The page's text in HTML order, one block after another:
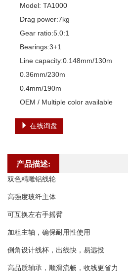
Model: TA1000
Drag power:7kg
Gear ratio:5.0:1
Bearings:3+1
Line capacity:0.148mm/130m
0.36mm/230m
0.4mm/190m
OEM / Multiple color available
在线询盘
产品描述:
双色精雕铝线轮
高强度玻纤主体
可互换左右手摇臂
加粗主轴，确保耐用性使用
倒角设计线杯，出线快，易远投
高品质轴承，顺滑流畅，收线更省力